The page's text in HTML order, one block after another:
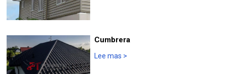
Cumbrera
Lee mas >